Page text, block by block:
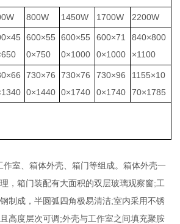
800W 1450W 1700W 2200W
600×55
0×750
600×55
0×1000
600×71
0×1000
840×800
×1100
730×76
0×1440
730×76
0×1740
730×96
0×1740
1155×10
70×1785
作室、箱体外壳、箱门等组成。箱体外壳一
，箱门装配有大面积的双层玻璃观察窗;工
制成，半圆弧四角极易清洁;室内采用不锈
高度层次可调 ;外壳与工作室之间填充聚胺